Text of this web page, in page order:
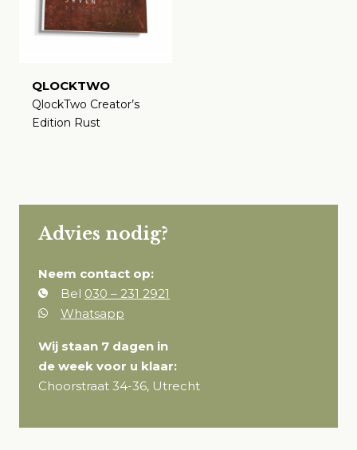
QLOCKTWO
QlockTwo Creator’s
Edition Rust
Advies nodig?
Neem contact op:
Bel 030 – 231 2921
Whatsapp
Wij staan 7 dagen in
de week voor u klaar:
Choorstraat 34-36, Utrecht